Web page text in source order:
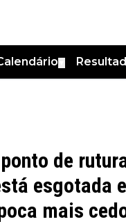
de
esgotada e
mais